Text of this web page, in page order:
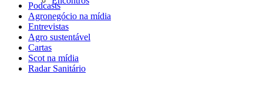
Podcasts
Agronegócio na mídia
Entrevistas
Agro sustentável
Cartas
Scot na mídia
Radar Sanitário